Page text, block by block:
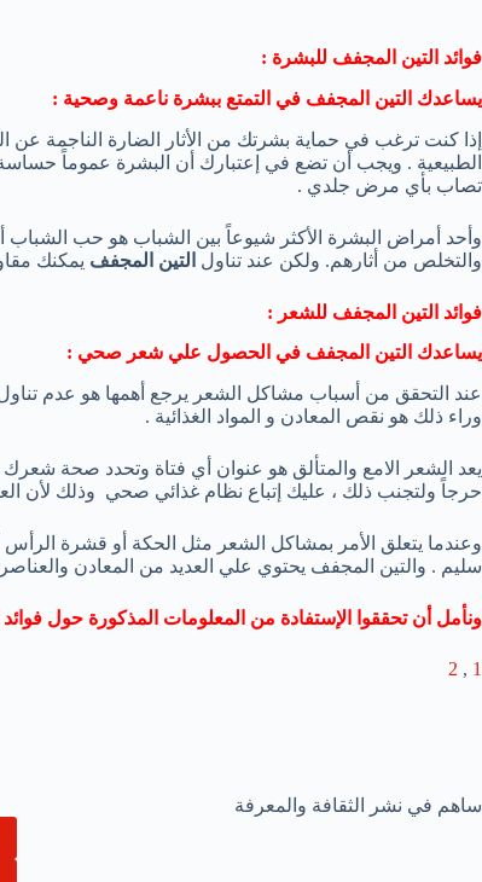
فوائد التين المجفف للبشرة :
يساعدك التين المجفف في التمتع ببشرة ناعمة وصحية :
إذا كنت ترغب في حماية بشرتك من الأثار الضارة الناجمة عن
الطبيعية . ويجب أن تضع في إعتبارك أن البشرة عموماً حساسة
تصاب بأي مرض جلدي .
وأحد أمراض البشرة الأكثر شيوعاً بين الشباب هو حب
والتخلص من أثارهم. ولكن عند تناول التين المجفف يمكنك
فوائد التين المجفف للشعر :
يساعدك التين المجفف في الحصول علي شعر صحي :
عند التحقق من أسباب مشاكل الشعر يرجع أهمها هو عدم
وراء ذلك هو نقص المعادن و المواد الغذائية .
يعد الشعر الامع والمتألق هو عنوان أي فتاة وتحدد صحة
حرجاً ولتجنب ذلك ، عليك إتباع نظام غذائي صحي وذلك لأن
وعندما يتعلق الأمر بمشاكل الشعر مثل الحكة أو قشرة الرأس
سليم . والتين المجفف يحتوي علي العديد من المعادن
ونأمل أن تحققوا الإستفادة من المعلومات المذكورة حول فوائد
1
,
2
ساهم في نشر الثقافة والمعرفة